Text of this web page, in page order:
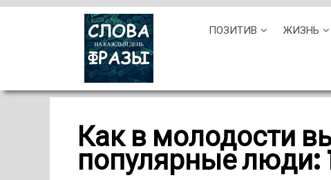
ПОЗИТИВ ЖИЗНЬ
Как в молодости
популярные люди: